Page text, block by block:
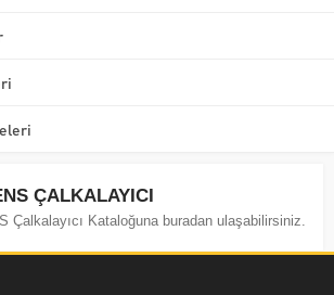
ÇALKALAYICI
Çalkalayıcı Kataloğuna buradan ulaşabilirsiniz.